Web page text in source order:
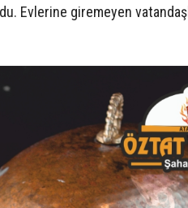
Evlerine giremeyen